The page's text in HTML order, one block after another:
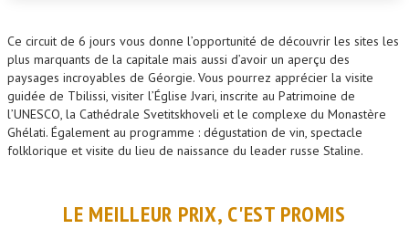
Ce circuit de 6 jours vous donne l’opportunité de découvrir les sites les
plus marquants de la capitale mais aussi d’avoir un aperçu des
paysages incroyables de Géorgie. Vous pourrez apprécier la visite
guidée de Tbilissi, visiter l’Église Jvari, inscrite au Patrimoine de
l’UNESCO, la Cathédrale Svetitskhoveli et le complexe du Monastère
Ghélati. Également au programme : dégustation de vin, spectacle
folklorique et visite du lieu de naissance du leader russe Staline.
LE MEILLEUR PRIX, C'EST PROMIS